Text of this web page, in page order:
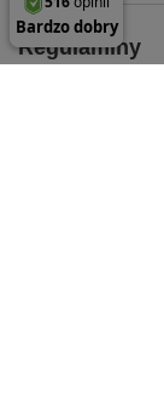
Regulaminy